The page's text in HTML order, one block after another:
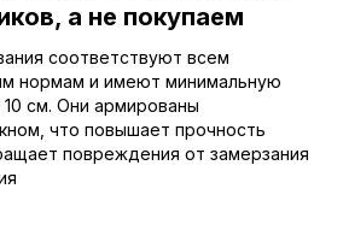
а не покупаем
соответствуют всем
нормам и имеют минимальную
см. Они армированы
что повышает прочность
повреждения от замерзания
39-39
24-55